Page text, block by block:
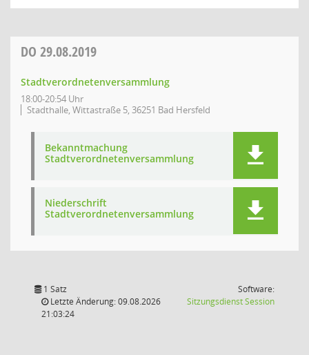
DO 29.08.2019
Stadtverordnetenversammlung
18:00-20:54 Uhr
Stadthalle, Wittastraße 5, 36251 Bad Hersfeld
Bekanntmachung
Stadtverordnetenversammlung
Niederschrift
Stadtverordnetenversammlung
1 Satz
Letzte Änderung: 09.08.2026
21:03:24
Software:
SitzungsdienstSession(Wird in